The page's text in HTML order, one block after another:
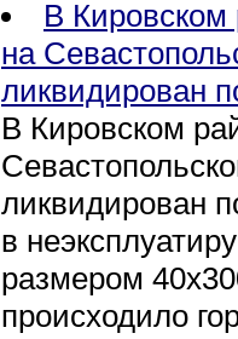
В Кировском
на
ликвидирован
В Кировском
ликвидирован
в
размером
происходило